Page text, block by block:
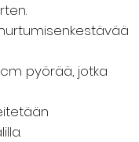
pyörää, jotka